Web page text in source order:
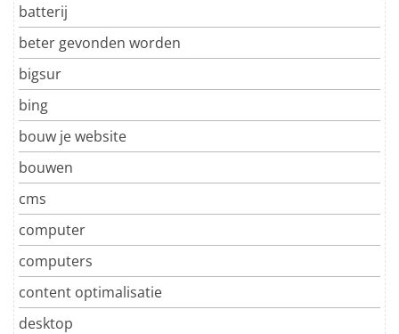
batterij
beter gevonden worden
bigsur
bing
bouw je website
bouwen
cms
computer
computers
content optimalisatie
desktop